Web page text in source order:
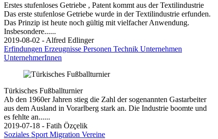
Erstes stufenloses Getriebe , Patent kommt aus der Textilindustrie
Das erste stufenlose Getriebe wurde in der Textilindustrie erfunden.
Das Prinzip ist heute noch gültig mit vielfacher Anwendung.
Insbesondere......
2019-08-02 - Alfred Edlinger
Erfindungen Erzeugnisse Personen Technik Unternehmen
UnternehmerInnen
Türkisches Fußballturnier
Ab den 1960er Jahren stieg die Zahl der sogenannten Gastarbeiter
aus dem Ausland in Vorarlberg stark an. Die Industrie boomte und
es fehlte an......
2019-07-18 - Fatih Özçelik
Soziales Sport Migration Vereine